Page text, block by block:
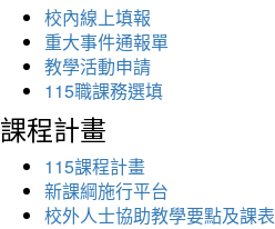
校內線上填報
重大事件通報單
教學活動申請
115職課務選填
課程計畫
115課程計畫
新課綱施行平台
校外人士協助教學要點及課表